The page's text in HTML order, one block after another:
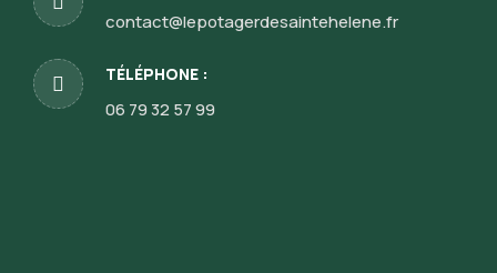
contact@lepotagerdesaintehelene.fr
TÉLÉPHONE :
06 79 32 57 99